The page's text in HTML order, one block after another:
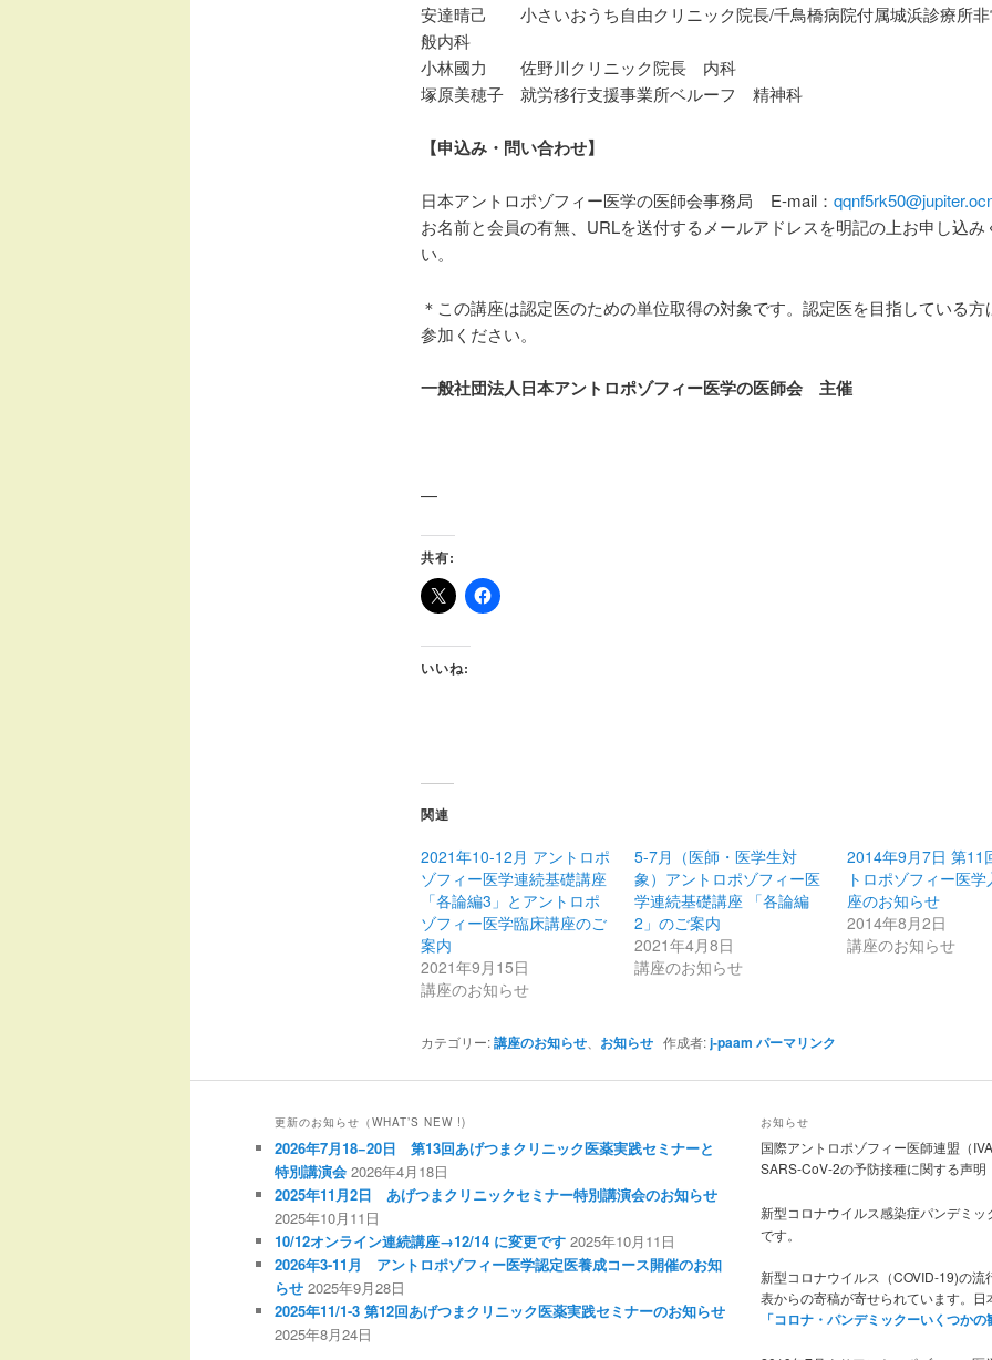
安達晴己 小さいおうち自由クリニック院長/千鳥橋病院付属城浜診療所
般内科
小林國力 佐野川クリニック院長 内科
塚原美穂子 就労移行支援事業所ベルーフ 精神科
【申込み・問い合わせ】
日本アントロポゾフィー医学の医師会事務局 E-mail：
お名前と会員の有無、URLを送付するメールアドレスを明記の上お申し込み
い。
＊この講座は認定医のための単位取得の対象です。認定医を目指している方
参加ください。
一般社団法人日本アントロポゾフィー医学の医師会 主催
—
共有:
いいね:
関連
2021年10-12月 アントロポ
ゾフィー医学連続基礎講座
「各論編3」とアントロポ
ゾフィー医学臨床講座のご
案内
2021年9月15日
講座のお知らせ
5-7月（医師・医学生対
象）アントロポゾフィー医
学連続基礎講座 「各論編
2」のご案内
2021年4月8日
講座のお知らせ
2014年9月7日 第11
トロポゾフィー医
座のお知らせ
2014年8月2日
講座のお知らせ
カテゴリー:講座のお知らせ、 お知らせ作成者:j-paam パーマリンク
更新のお知らせ（WHAT’S NEW !)
2026年7月18−20日 第13回あげつまクリニック医薬実践セミナーと
特別講演会 2026年4月18日
2025年11月2日 あげつまクリニックセミナー特別講演会のお知らせ
2025年10月11日
10/12オンライン連続講座→12/14 に変更です 2025年10月11日
2026年3-11月 アントロポゾフィー医学認定医養成コース開催のお知
らせ 2025年9月28日
2025年11/1-3 第12回あげつまクリニック医薬実践セミナーのお知らせ
2025年8月24日
お知らせ
国際アントロポゾフィー医師連盟（
SARS-CoV-2の予防接種に関する声明
新型コロナウイルス感染症パンデミ
です。
新型コロナウイルス（COVID-19)の
表からの寄稿が寄せられています。
「コロナ・パンデミックーいくつか